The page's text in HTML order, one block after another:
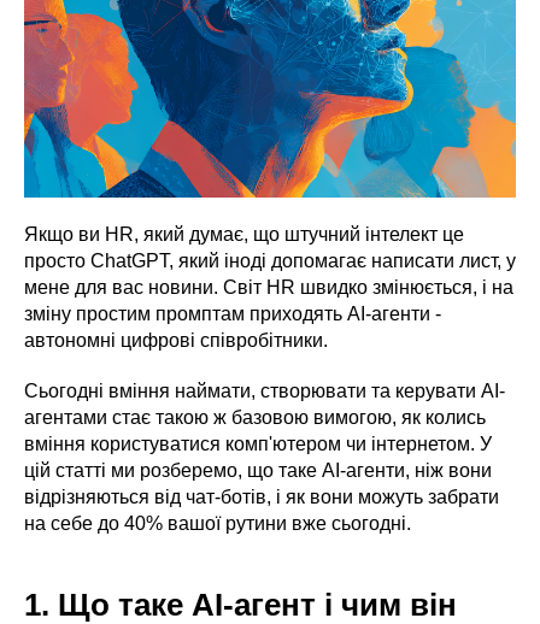
Якщо ви HR, який думає, що штучний інтелект це
просто ChatGPT, який іноді допомагає написати лист, у
мене для вас новини. Світ HR швидко змінюється, і на
зміну простим промптам приходять AI-агенти -
автономні цифрові співробітники.
Сьогодні вміння наймати, створювати та керувати AI-
агентами стає такою ж базовою вимогою, як колись
вміння користуватися комп'ютером чи інтернетом. У
цій статті ми розберемо, що таке AI-агенти, ніж вони
відрізняються від чат-ботів, і як вони можуть забрати
на себе до 40% вашої рутини вже сьогодні.
1. Що таке AI-агент і чим він